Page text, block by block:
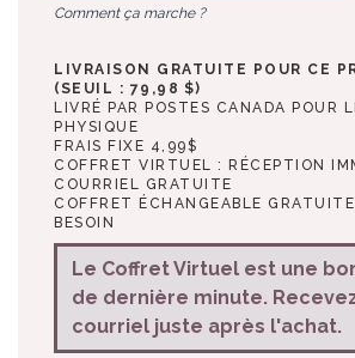
Comment ça marche ?
LIVRAISON GRATUITE POUR CE
(SEUIL : 79,98 $)
LIVRÉ PAR POSTES CANADA POUR
PHYSIQUE
FRAIS FIXE 4,99$
COFFRET VIRTUEL : RÉCEPTION
COURRIEL GRATUITE
COFFRET ÉCHANGEABLE
BESOIN
Le Coffret Virtuel est une
de dernière minute.
courriel juste après l'achat.